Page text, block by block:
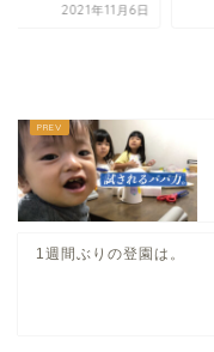
2021年11月6日
1週間ぶりの登園は。